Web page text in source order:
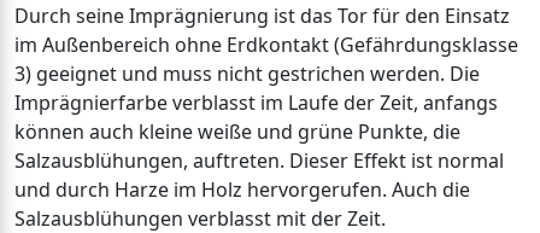
Durch seine Imprägnierung ist das Tor für den Einsatz
im Außenbereich ohne Erdkontakt (Gefährdungsklasse
3) geeignet und muss nicht gestrichen werden. Die
Imprägnierfarbe verblasst im Laufe der Zeit, anfangs
können auch kleine weiße und grüne Punkte, die
Salzausblühungen, auftreten. Dieser Effekt ist normal
und durch Harze im Holz hervorgerufen. Auch die
Salzausblühungen verblasst mit der Zeit.